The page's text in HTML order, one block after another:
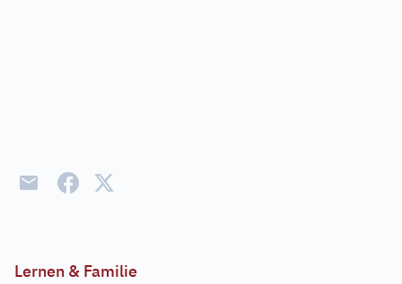
Lernen & Familie